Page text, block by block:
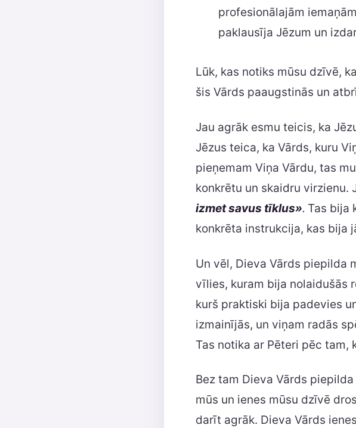
profesionālajām
paklausīja Jēzum un
Lūk, kas notiks mūsu dzīvē,
šis Vārds paaugstinās un
Jau agrāk esmu teicis, ka
Jēzus teica, ka Vārds, kuru
pieņemam Viņa Vārdu, tas
konkrētu un skaidru virzienu.
izmet savus tīklus». Tas bija
konkrēta instrukcija, kas bija
Un vēl, Dieva Vārds piepilda
vīlies, kuram bija nolaidušās
kurš praktiski bija padevies
izmainījās, un viņam radās
Tas notika ar Pēteri pēc tam,
Bez tam Dieva Vārds
mūs un ienes mūsu dzīvē
darīt agrāk. Dieva Vārds